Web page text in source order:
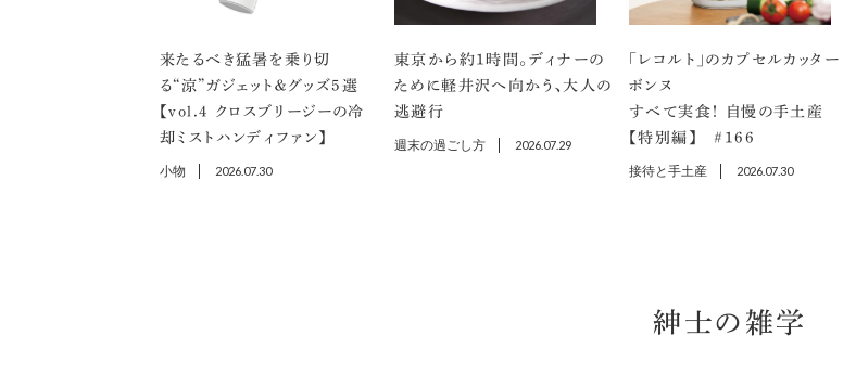
来たるべき猛暑を乗り切
る“涼”ガジェット＆グッズ5選
【vol.４ クロスブリージーの冷
却ミストハンディファン】
小物 2026.07.30
東京から約1時間。ディナーの
ために軽井沢へ向かう、大人の
逃避行
週末の過ごし方 2026.07.29
「レコルト」のカプセルカッター
ボンヌ
すべて実食！ 自慢の手土産
【特別編】 ＃166
接待と手土産 2026.07.30
紳士の雑学